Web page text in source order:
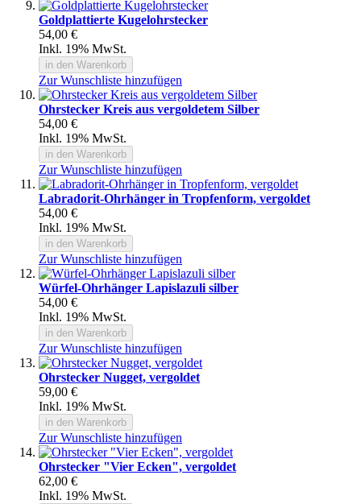
Goldplattierte Kugelohrstecker
54,00 €
Inkl. 19% MwSt.
in den Warenkorb
Zur Wunschliste hinzufügen
Ohrstecker Kreis aus vergoldetem Silber
54,00 €
Inkl. 19% MwSt.
in den Warenkorb
Zur Wunschliste hinzufügen
Labradorit-Ohrhänger in Tropfenform, vergoldet
54,00 €
Inkl. 19% MwSt.
in den Warenkorb
Zur Wunschliste hinzufügen
Würfel-Ohrhänger Lapislazuli silber
54,00 €
Inkl. 19% MwSt.
in den Warenkorb
Zur Wunschliste hinzufügen
Ohrstecker Nugget, vergoldet
59,00 €
Inkl. 19% MwSt.
in den Warenkorb
Zur Wunschliste hinzufügen
Ohrstecker "Vier Ecken", vergoldet
62,00 €
Inkl. 19% MwSt.